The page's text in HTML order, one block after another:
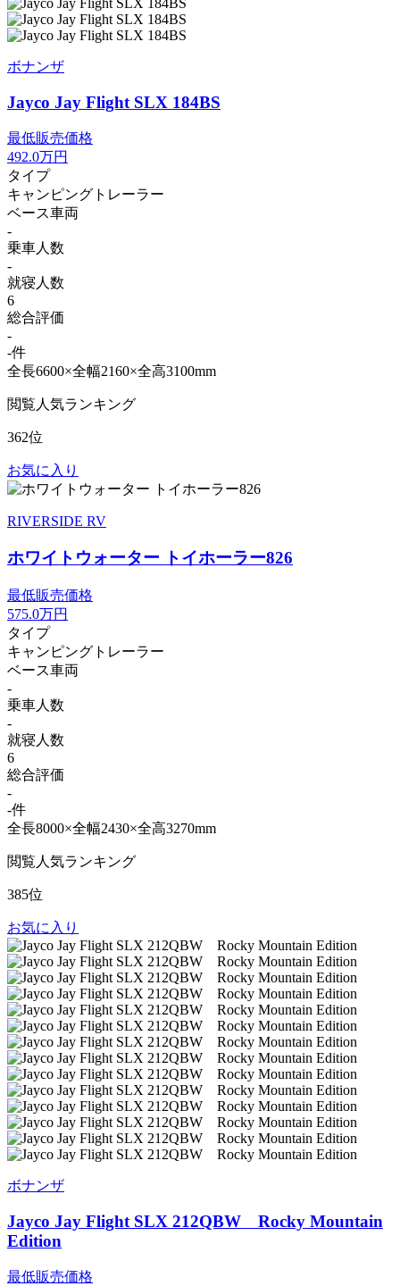
ボナンザ
Jayco Jay Flight SLX 184BS
最低販売価格
492.0万円
タイプ
キャンピングトレーラー
ベース車両
-
乗車人数
-
就寝人数
6
総合評価
-
-件
全長6600×全幅2160×全高3100mm
閲覧人気ランキング
362位
お気に入り
RIVERSIDE RV
ホワイトウォーター トイホーラー826
最低販売価格
575.0万円
タイプ
キャンピングトレーラー
ベース車両
-
乗車人数
-
就寝人数
6
総合評価
-
-件
全長8000×全幅2430×全高3270mm
閲覧人気ランキング
385位
お気に入り
ボナンザ
Jayco Jay Flight SLX 212QBW Rocky Mountain
Edition
最低販売価格